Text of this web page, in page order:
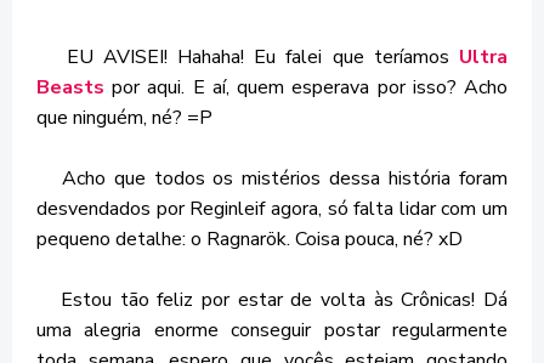
EU AVISEI! Hahaha! Eu falei que teríamos Ultra
Beasts por aqui. E aí, quem esperava por isso? Acho
que ninguém, né? =P
Acho que todos os mistérios dessa história foram
desvendados por Reginleif agora, só falta lidar com um
pequeno detalhe: o Ragnarök. Coisa pouca, né? xD
Estou tão feliz por estar de volta às Crônicas! Dá
uma alegria enorme conseguir postar regularmente